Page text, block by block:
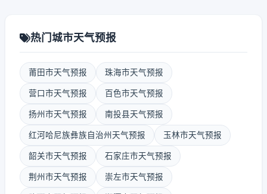
热门城市天气预报
莆田市天气预报 珠海市天气预报
营口市天气预报 百色市天气预报
扬州市天气预报 南投县天气预报
红河哈尼族彝族自治州天气预报 玉林市天气预报
韶关市天气预报 石家庄市天气预报
荆州市天气预报 崇左市天气预报